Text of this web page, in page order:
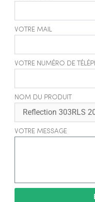
VOTRE MAIL
VOTRE NUMÉRO DE
NOM DU PRODUIT
VOTRE MESSAGE